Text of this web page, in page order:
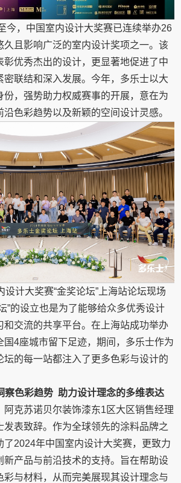
今，中国室内设计大奖赛已连续举办26
久且影响广泛的室内设计奖项之一。该
彰优秀杰出的设计，更显著地促进了中
密联结和深入发展。今年，多乐士以大
份，强势助力权威赛事的开展，意在为
色彩趋势以及新颖的空间设计灵感。
设计大奖赛“金奖论坛”上海站论坛现场
”的设立也是为了能够给众多优秀设计
和交流的共享平台。在上海站成功举办
国4座城市留下足迹，期间，多乐士作为
坛的每一站都注入了更多色彩与设计的
察色彩趋势 助力设计理念的多维表达
阿克苏诺贝尔装饰漆东1区大区销售经理
发表致辞。作为全球领先的涂料品牌之
了2024年中国室内设计大奖赛，更致力
新产品与前沿技术的支持。旨在帮助设
彩与材料，从而完美展现其设计理念与